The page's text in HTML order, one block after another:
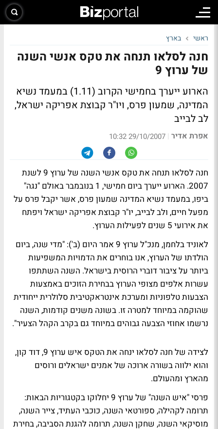
ראשי בארץ
חנה לסלאו תנחה את טקס אנשי השנה
של ערוץ 9
הארוע ייערך בחמישי הקרוב (1.11) במעמד נשיא
המדינה, שמעון פרס, ויו"ר קבוצת אפריקה ישראל,
לב לבייב
אפרת אדיר |
29/10/2007 10:32
חנה לסלאו תנחה את טקס אנשי השנה של ערוץ 9 לשנת
2007. הארוע ייערך ביום חמישי, 1 בנובמבר באולם "נגה"
ביפו, במעמד נשיא המדינה שמעון פרס, אשר יקבל פרס על
מפעל חיים, ולב לבייב, יו"ר קבוצת אפריקה ישראל ויפתח
את אירועי 5 שנים לפעילות הערוץ.
לאוניד בלחמן, מנכ"ל ערוץ 9 אמר היום (ב'): "מדי שנה, ביום
הולדתו של הערוץ, אנו בוחרים את הדמויות המשפיעות
ביותר על ציבור דוברי הרוסית בישראל. השנה השתתפו
עשרות אלפים מצופי הערוץ בבחירת הזוכים באמצעות
הצבעות טלפוניות ומערכת אינטראקטיבית סלולרית ייחודית
שהוקמה במיוחד למטרה זו. בשונה משנים קודמות, השנה
נרשמו אחוזי הצבעה גבוהים במיוחד גם בקרב הקהל הצעיר".
לצידה של חנה לסלאו ינחה את הטקס איש ערוץ 9, דוד קון,
והוא ילווה בשורה ארוכה של אמנים ישראלים ורוסים
מהארץ ומהעולם.
פרסי "איש השנה" של ערוץ 9 יחלוקו בקטגוריות הבאות:
תרומה לקהילה, ספורטאי השנה, כוכבי העתיד, צייר השנה,
מוסיקאי השנה, שחקן השנה, תרומה להגנת הסביבה, בחירת